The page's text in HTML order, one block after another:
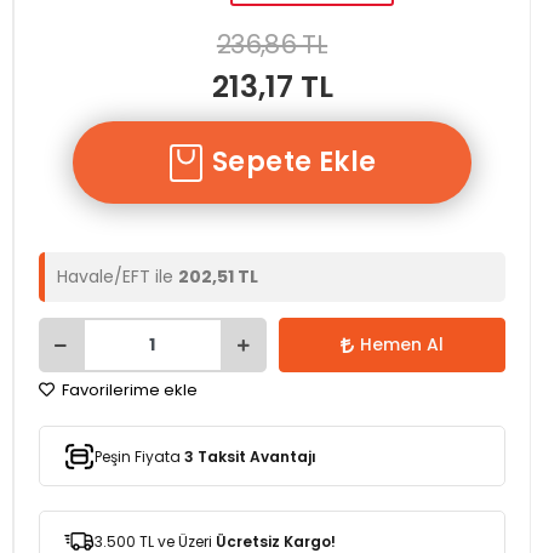
236,86 TL
213,17 TL
Sepete Ekle
Havale/EFT ile 202,51 TL
Hemen Al
Favorilerime ekle
Peşin Fiyata 3 Taksit Avantajı
3.500 TL ve Üzeri Ücretsiz Kargo!